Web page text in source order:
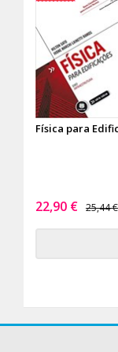
Física para
22,90 € 25,44 €